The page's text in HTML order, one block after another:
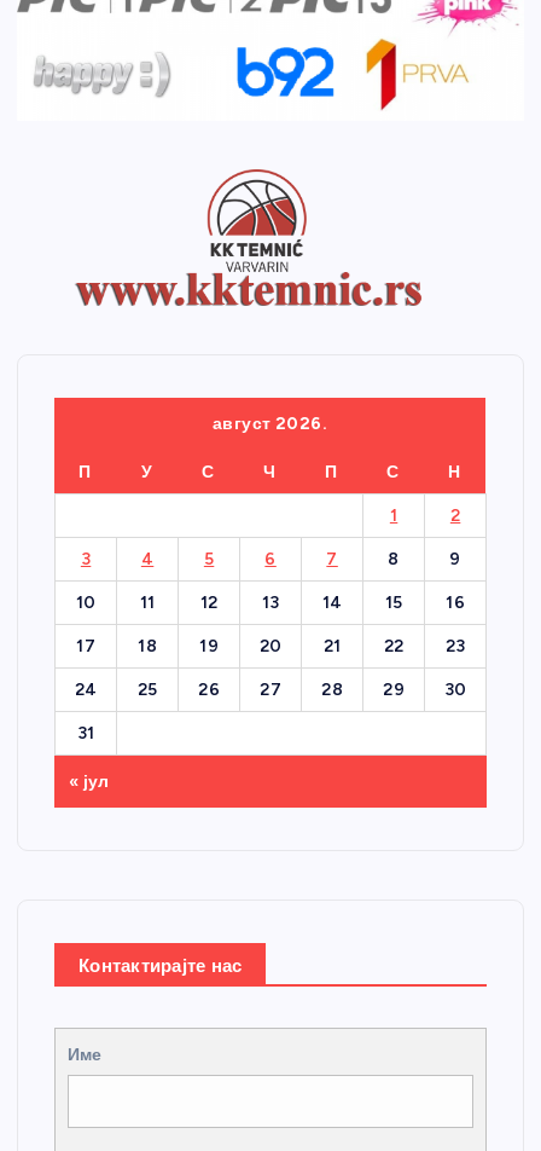
август 2026.
П У С Ч П С Н
1 2
3 4 5 6 7 8 9
10 11 12 13 14 15 16
17 18 19 20 21 22 23
24 25 26 27 28 29 30
31
« јул
Контактирајте нас
Име